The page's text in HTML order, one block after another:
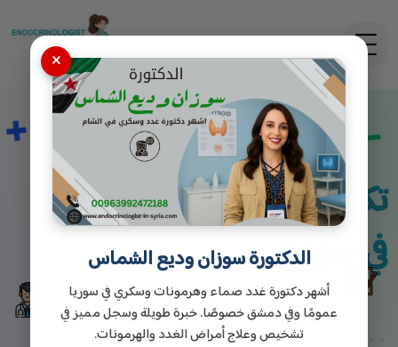
تكلفة تحليل الغدة الدرقية
في سوريا
×
الدكتورة سوزان وديع الشماس
أشهر دكتورة غدد صماء وهرمونات وسكري في سوريا
عمومًا وفي دمشق خصوصًا. خبرة طويلة وسجل مميز في
تشخيص وعلاج أمراض الغدد والهرمونات.